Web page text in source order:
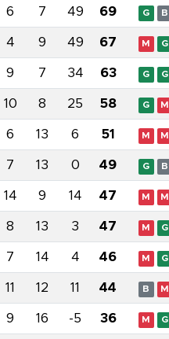
6 7 49 69 G B
4 9 49 67 M G
9 7 34 63 G G
10 8 25 58 G M
6 13 6 51 M M
7 13 0 49 G B
14 9 14 47 M M
8 13 3 47 M G
7 14 4 46 M G
11 12 11 44 B M
9 16 -5 36 M G